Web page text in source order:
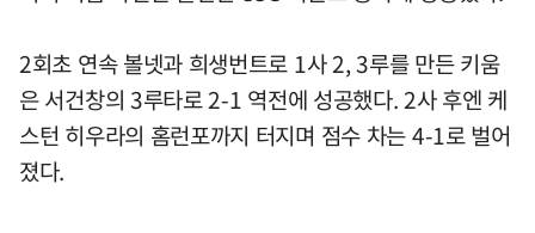
2회초 연속 볼넷과 희생번트로 1사 2, 3루를 만든 키움
은 서건창의 3루타로 2-1 역전에 성공했다. 2사 후엔 케
스턴 히우라의 홈런포까지 터지며 점수 차는 4-1로 벌어
졌다.